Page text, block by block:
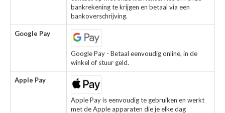
bankrekening te krijgen en betaal via een
bankoverschrijving.
Google Pay
Google Pay - Betaal eenvoudig online, in de
winkel of stuur geld.
Apple Pay
Apple Pay is eenvoudig te gebruiken en werkt
met de Apple apparaten die je elke dag